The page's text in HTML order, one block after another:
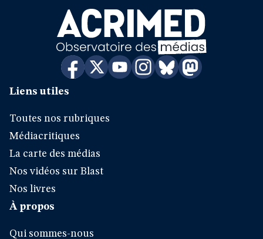
Liens utiles
Toutes nos rubriques
Médiacritiques
La carte des médias
Nos vidéos sur Blast
Nos livres
À propos
Qui sommes-nous